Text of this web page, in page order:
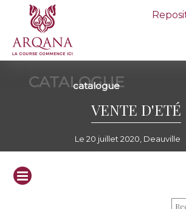
CATALOGUE
catalogue
VENTE D'ETÉ
Le 20 juillet 2020, Deauville